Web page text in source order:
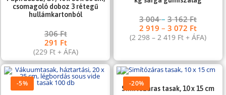
csomagoló doboz 3 rétegű
hullámkartonból
306Ft
291 Ft
(229 Ft+ ÁFA)
3 004– 3 162Ft
2 919 – 3 072 Ft
(2 298 – 2 419 Ft+ ÁFA)
-5% -20%
Simítózáras tasak, 10 x 15 cm